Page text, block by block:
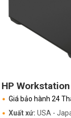
HP
Giá bảo hành 24
Xuất xứ: USA -